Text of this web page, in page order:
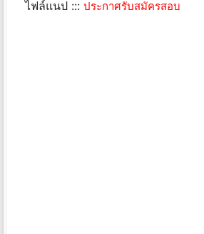
ไฟล์แนป ::: ประกาศรับสมัครสอบ